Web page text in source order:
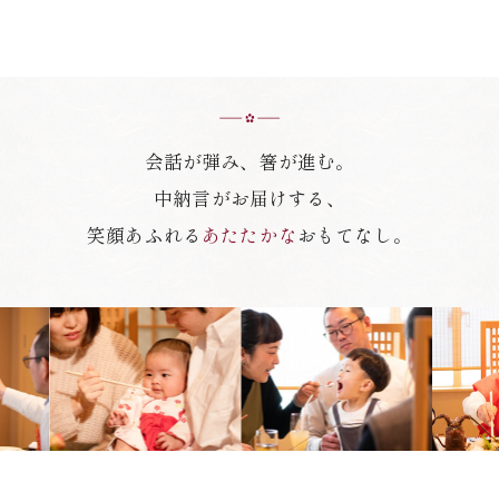
会話が弾み、箸が進む。
中納言がお届けする、
笑顔あふれる あたたかな おもてなし。